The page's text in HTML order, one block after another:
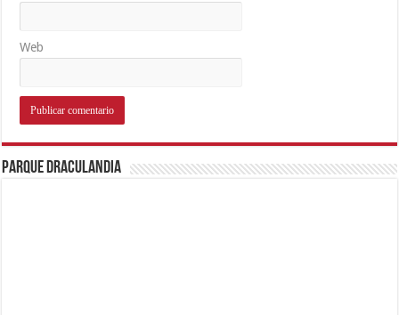
Web
Parque Draculandia